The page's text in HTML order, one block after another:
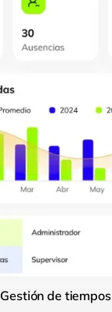
Gestión de tiempos